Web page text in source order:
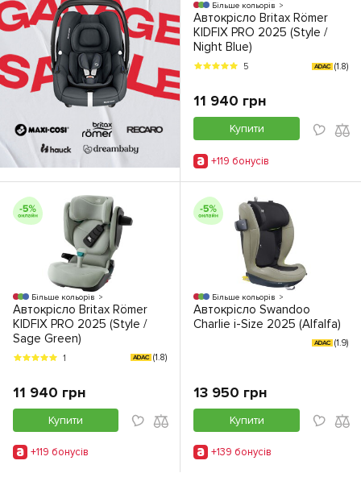
Більше кольорів
Автокрісло Britax Römer
KIDFIX PRO 2025 (Style /
Night Blue)
5 ADAC (1.8)
11 940 грн
Купити
+119 бонусiв
Більше кольорів
Автокрісло Britax Römer
KIDFIX PRO 2025 (Style /
Sage Green)
1 ADAC (1.8)
11 940 грн
Купити
+119 бонусiв
Більше кольорів
Автокрісло Swandoo
Charlie i-Size 2025 (Alfalfa)
ADAC (1.9)
13 950 грн
Купити
+139 бонусiв